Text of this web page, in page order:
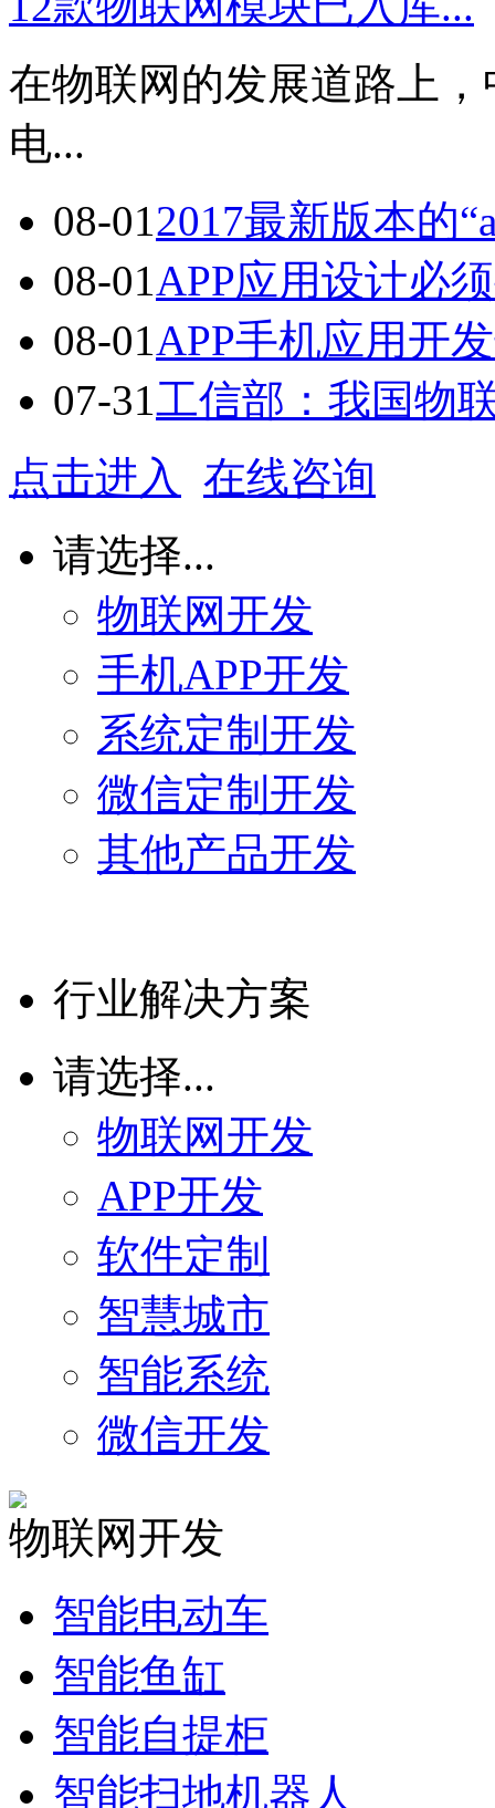
在物联网的发展道路上
电...
08-012017最新版本的
08-01APP应用设计必
08-01APP手机应用开
07-31工信部：我国物
点击进入
在线咨询
请选择...
物联网开发
手机APP开发
系统定制开发
微信定制开发
其他产品开发
行业解决方案
请选择...
物联网开发
APP开发
软件定制
智慧城市
智能系统
微信开发
物联网开发
智能电动车
智能鱼缸
智能自提柜
智能扫地机器人